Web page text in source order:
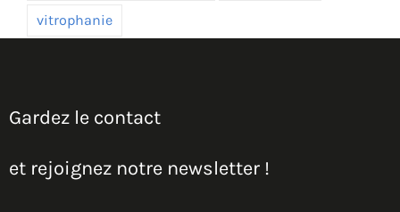
vitrophanie
Gardez le contact
et rejoignez notre newsletter !